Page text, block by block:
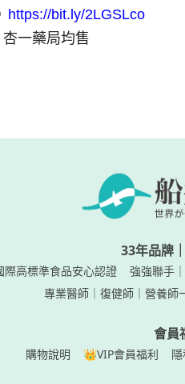
https://bit.ly/2LGSLco
一藥局均售
33年品牌
際高標準食品安心認證 強強聯手
專業醫師｜復健師｜營養師
會員
購物說明 👑VIP會員福利